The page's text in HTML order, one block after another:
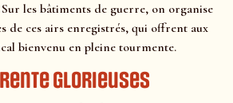
Sur les bâtiments de guerre, on organise
de ces airs enregistrés, qui offrent aux
bienvenu en pleine tourmente.
glorieuses